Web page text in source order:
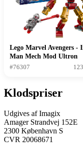
Lego Marvel Avengers -
Man Mech Mod Ultron
#76307
Klodspriser
Udgives af Imagix
Amager Strandvej 152E
2300 København S
CVR 20068671